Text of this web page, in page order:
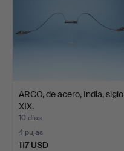
ARCO, de acero, India, siglo
XIX.
10 días
4 pujas
117 USD